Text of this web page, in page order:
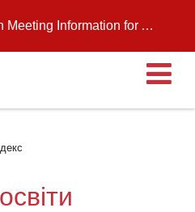
Information for August 11, 2026